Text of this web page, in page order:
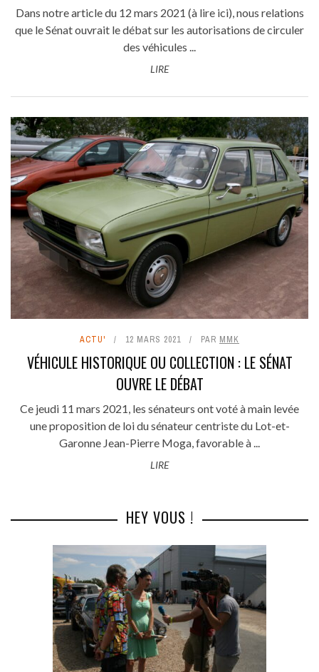
Dans notre article du 12 mars 2021 (à lire ici), nous relations
que le Sénat ouvrait le débat sur les autorisations de circuler
des véhicules ...
LIRE
ACTU' 12 MARS 2021 PAR MMK
VÉHICULE HISTORIQUE OU COLLECTION : LE SÉNAT
OUVRE LE DÉBAT
Ce jeudi 11 mars 2021, les sénateurs ont voté à main levée
une proposition de loi du sénateur centriste du Lot-et-
Garonne Jean-Pierre Moga, favorable à ...
LIRE
HEY VOUS !